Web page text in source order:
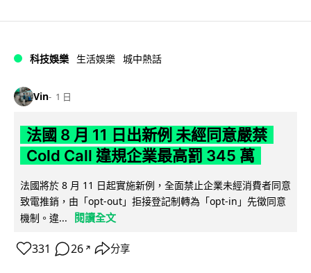
科技娛樂 生活娛樂 城中熱話
Vin 1 日
法國 8 月 11 日出新例 未經同意嚴禁
Cold Call 違規企業最高罰 345 萬
法國將於 8 月 11 日起實施新例，全面禁止企業未經消費者同意
致電推銷，由「opt-out」拒接登記制轉為「opt-in」先徵同意
機制。違...
閱讀全文
331 26 ↗ 分享